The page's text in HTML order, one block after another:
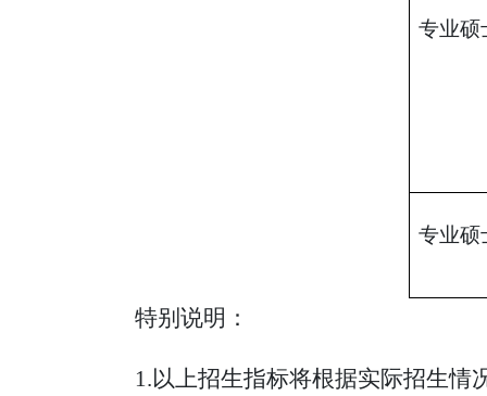
专业硕
专业硕
特别说明：
1.以上招生指标将根据实际招生情